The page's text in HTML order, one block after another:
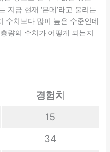
지금 현재 ‘본메’라고 불리는
수치보다 많이 높은 수준인데
량의 수치가 어떻게 되는지
경험치
15
34